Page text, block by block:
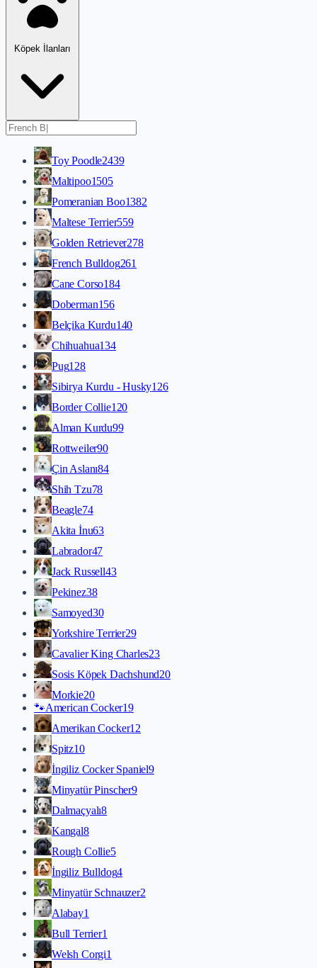
Köpek İlanları
Toy Poodle2439
Maltipoo1505
Pomeranian Boo1382
Maltese Terrier559
Golden Retriever278
French Bulldog261
Cane Corso184
Doberman156
Belçika Kurdu140
Chihuahua134
Pug128
Sibirya Kurdu - Husky126
Border Collie120
Alman Kurdu99
Rottweiler90
Çin Aslanı84
Shih Tzu78
Beagle74
Akita İnu63
Labrador47
Jack Russell43
Pekinez38
Samoyed30
Yorkshire Terrier29
Cavalier King Charles23
Sosis Köpek Dachshund20
Morkie20
🐾American Cocker19
Amerikan Cocker12
Spitz10
İngiliz Cocker Spaniel9
Minyatür Pinscher9
Dalmaçyalı8
Kangal8
Rough Collie5
İngiliz Bulldog4
Minyatür Schnauzer2
Alabay1
Bull Terrier1
Welsh Corgi1